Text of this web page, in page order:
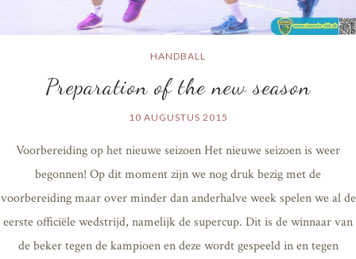
HANDBALL
Preparation of the new season
10 AUGUSTUS 2015
Voorbereiding op het nieuwe seizoen Het nieuwe seizoen is weer
begonnen! Op dit moment zijn we nog druk bezig met de
voorbereiding maar over minder dan anderhalve week spelen we al de
eerste officiële wedstrijd, namelijk de supercup. Dit is de winnaar van
de beker tegen de kampioen en deze wordt gespeeld in en tegen